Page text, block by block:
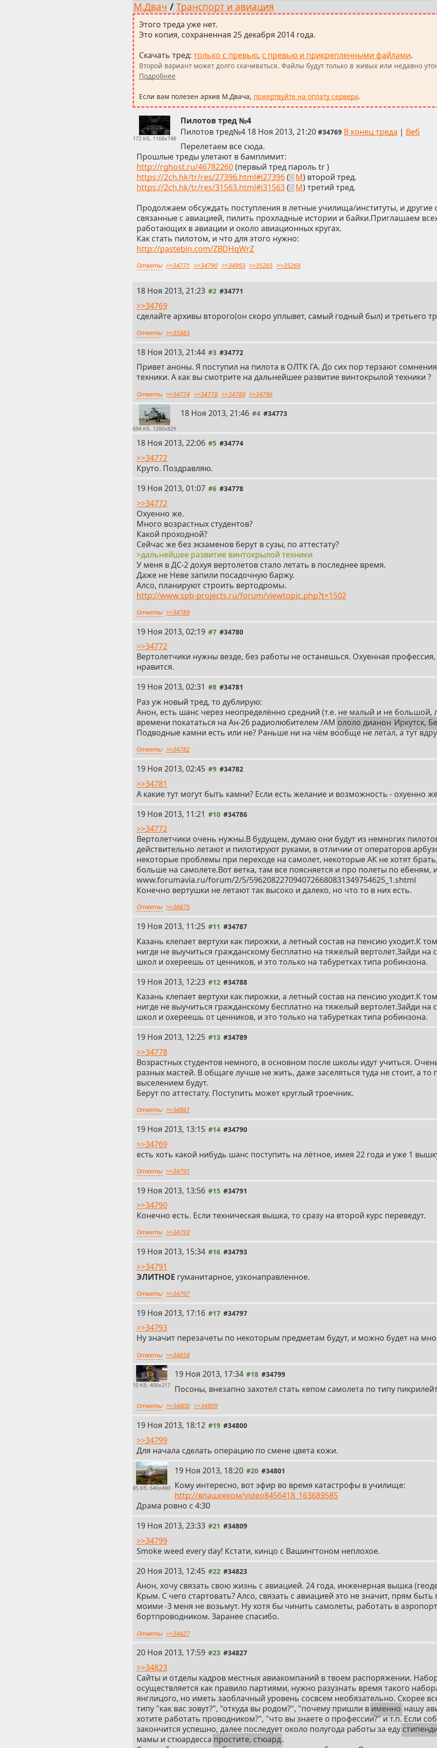
М.Двач /Транспорт и авиация
Этого треда уже нет.
Это копия, сохраненная 25 декабря 2014 года.
Скачать тред: только с превью, с превью и прикрепленными файлами.
Второй вариант может долго скачиваться. Файлы будут только в живых или недавно
Подробнее
Если вам полезен архив М.Двача, пожертвуйте на оплату сервера.
172 Кб, 1168x748
Пилотов тред №4
Пилотов тред№4 18 Ноя 2013, 21:20 #34769 В конец треда | Веб
Перелетаем все сюда.
Прошлые треды улетают в бамплимит:
http://rghost.ru/46782260(первый тред пароль tr )
https://2ch.hk/tr/res/27396.html#i27396( М) второй тред.
https://2ch.hk/tr/res/31563.html#i31563( М) третий тред.
Продолжаем обсуждать поступления в летные училища/институты, и другие
связанные с авиацией, пилить прохладные истории и байки.Приглашаем
работающих в авиации и около авиационных кругах.
Как стать пилотом, и что для этого нужно:
http://pastebin.com/ZBDHqWrZ
Ответы >>34771 >>34790 >>34993 >>35265 >>35269
18 Ноя 2013, 21:23 #2 #34771
>>34769
сделайте архивы второго(он скоро уплывет, самый годный был) и третьего
Ответы >>35883
18 Ноя 2013, 21:44 #3 #34772
Привет аноны. Я поступил на пилота в ОЛТК ГА. До сих пор терзают
техники. А как вы смотрите на дальнейшее развитие винтокрылой техники ?
Ответы >>34774 >>34778 >>34780 >>34786
694 Кб, 1200x829
18 Ноя 2013, 21:46 #4 #34773
18 Ноя 2013, 22:06 #5 #34774
>>34772
Круто. Поздравляю.
19 Ноя 2013, 01:07 #6 #34778
>>34772
Охуенно же.
Много возрастных студентов?
Какой проходной?
Сейчас же без экзаменов берут в сузы, по аттестату?
>дальнейшее развитие винтокрылой техники
У меня в ДС-2 дохуя вертолетов стало летать в последнее время.
Даже не Неве запили посадочную баржу.
Алсо, планируют строить вертодромы.
http://www.spb-projects.ru/forum/viewtopic.php?t=1502
Ответы >>34789
19 Ноя 2013, 02:19 #7 #34780
>>34772
Вертолетчики нужны везде, без работы не останешься. Охуенная
нравится.
19 Ноя 2013, 02:31 #8 #34781
Раз уж новый тред, то дублирую:
Анон, есть шанс через неопределённо средний (т.е. не малый и не большой,
времени покататься на Ан-26 радиолюбителем /АМ ололо дианон Иркутск,
Подводные камни есть или не? Раньше ни на чём вообще не летал, а тут
Ответы >>34782
19 Ноя 2013, 02:45 #9 #34782
>>34781
А какие тут могут быть камни? Если есть желание и возможность - охуенно
19 Ноя 2013, 11:21 #10 #34786
>>34772
Вертолетчики очень нужны.В будущем, думаю они будут из немногих
действительно летают и пилотируют руками, в отличии от операторов
некоторые проблемы при переходе на самолет, некоторые АК не хотят
больше на самолете.Вот ветка, там все поясняется и про полеты по ебеням,
www.forumavia.ru/forum/2/5/5962082270940726680831349754625_1.shtml
Конечно вертушки не летают так высоко и далеко, но что то в них есть.
Ответы >>36675
19 Ноя 2013, 11:25 #11 #34787
Казань клепает вертухи как пирожки, а летный состав на пенсию уходит.К
нигде не выучиться гражданскому бесплатно на тяжелый вертолет.Зайди на
школ и охереешь от ценников, и это только на табуретках типа робинзона.
19 Ноя 2013, 12:23 #12 #34788
Казань клепает вертухи как пирожки, а летный состав на пенсию уходит.К
нигде не выучиться гражданскому бесплатно на тяжелый вертолет.Зайди на
школ и охереешь от ценников, и это только на табуретках типа робинзона.
19 Ноя 2013, 12:25 #13 #34789
>>34778
Возрастных студентов немного, в основном после школы идут учиться.
разных мастей. В общаге лучше не жить, даже заселяться туда не стоит, а
выселением будут.
Берут по аттестату. Поступить может круглый троечник.
Ответы >>34861
19 Ноя 2013, 13:15 #14 #34790
>>34769
есть хоть какой нибудь шанс поступить на лётное, имея 22 года и уже 1
Ответы >>34791
19 Ноя 2013, 13:56 #15 #34791
>>34790
Конечно есть. Если техническая вышка, то сразу на второй курс переведут.
Ответы >>34793
19 Ноя 2013, 15:34 #16 #34793
>>34791
ЭЛИТНОЕ гуманитарное, узконаправленное.
Ответы >>34797
19 Ноя 2013, 17:16 #17 #34797
>>34793
Ну значит перезачеты по некоторым предметам будут, и можно будет на
Ответы >>34858
10 Кб, 400x217
19 Ноя 2013, 17:34 #18 #34799
Посоны, внезапно захотел стать кепом самолета по типу
Ответы >>34800 >>34809
19 Ноя 2013, 18:12 #19 #34800
>>34799
Для начала сделать операцию по смене цвета кожи.
85 Кб, 640x480
19 Ноя 2013, 18:20 #20 #34801
Кому интересно, вот эфир во время катастрофы в училище:
http://впашкеком/video8456418_163689585
Драма ровно с 4:30
19 Ноя 2013, 23:33 #21 #34809
>>34799
Smoke weed every day! Кстати, кинцо с Вашингтоном неплохое.
20 Ноя 2013, 12:45 #22 #34823
Анон, хочу связать свою жизнь с авиацией. 24 года, инженерная вышка
Крым. С чего стартовать? Алсо, связать с авиацией это не значит, прям
моими -3 меня не возьмут. Ну хотя бы чинить самолеты, работать в
бортпроводником. Заранее спасибо.
Ответы >>34827
20 Ноя 2013, 17:59 #23 #34827
>>34823
Сайты и отделы кадров местных авиакомпаний в твоем распоряжении.
осуществляется как правило партиями, нужно разузнать время такого
янглицого, но иметь заоблачный уровень сосвсем необязательно. Скорее
типу "как вас зовут?", "откуда вы родом?", "почему пришли в именно нашу
хотите работать проводником?", "что вы знаете о профессии?" и т.п. Если
закончится успешно, далее последует около полугода работы за еду
мамы и стюардесса простите, стюард.